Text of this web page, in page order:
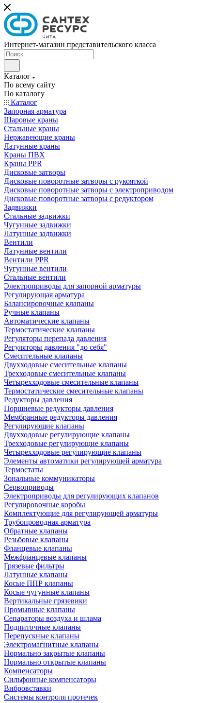
Интернет-магазин представительского класса
Каталог
По всему сайту
По каталогу
Каталог
Запорная арматура
Шаровые краны
Стальные краны
Нержавеющие краны
Латунные краны
Краны ПВХ
Краны PPR
Дисковые затворы
Дисковые поворотные затворы с рукояткой
Дисковые поворотные затворы с электроприводом
Дисковые поворотные затворы с редуктором
Задвижки
Стальные задвижки
Чугунные задвижки
Латунные задвижки
Вентили
Латунные вентили
Вентили PPR
Чугунные вентили
Стальные вентили
Электроприводы для запорной арматуры
Регулирующая арматура
Балансировочные клапаны
Ручные клапаны
Автоматические клапаны
Термостатические клапаны
Регуляторы перепада давления
Регуляторы давления "до себя"
Смесительные клапаны
Двухходовые смесительные клапаны
Трехходовые смесительные клапаны
Четырехходовые смесительные клапаны
Термостатические смесительные клапаны
Редукторы давления
Поршневые редукторы давления
Мембранные редукторы давления
Регулирующие клапаны
Двухходовые регулирующие клапаны
Трехходовые регулирующие клапаны
Четырехходовые регулирующие клапаны
Элементы автоматики регулирующей арматура
Термостаты
Зональные коммуникаторы
Сервоприводы
Электроприводы для регулирующих клапанов
Регулировочные коробы
Комплектующие для регулирующей арматуры
Трубопроводная арматура
Обратные клапаны
Резьбовые клапаны
Фланцевые клапаны
Межфланцевые клапаны
Грязевые фильтры
Латунные клапаны
Косые ППР клапаны
Косые чугунные клапаны
Вертикальные грязевики
Промывные клапаны
Сепараторы воздуха и шлама
Подпиточные клапаны
Перепускные клапаны
Электромагнитные клапаны
Нормально закрытые клапаны
Нормально открытые клапаны
Компенсаторы
Сильфонные компенсаторы
Вибровставки
Системы контроля протечек